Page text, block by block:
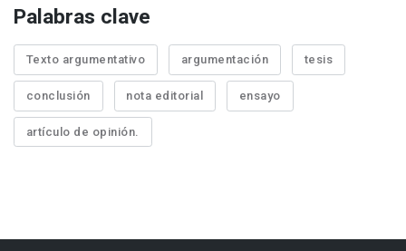
Palabras clave
Texto argumentativo argumentación tesis
conclusión nota editorial ensayo
artículo de opinión.